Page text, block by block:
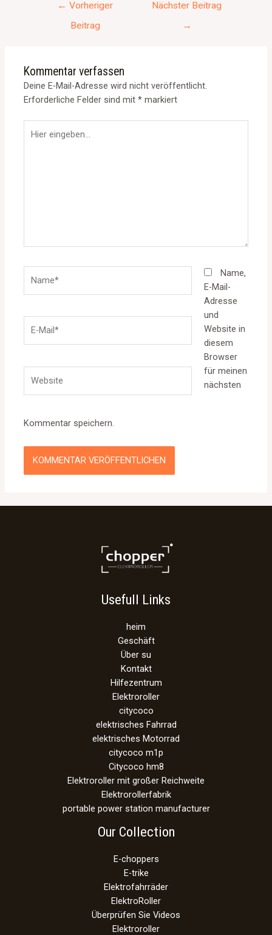
← Vorheriger
Beitrag
Nächster Beitrag
→
Kommentar verfassen
Deine E-Mail-Adresse wird nicht veröffentlicht.
Erforderliche Felder sind mit* markiert
eingeben…
Mail*
Name,
E-Mail-
Adresse
und
Website in
diesem
Browser
für meinen
nächsten
Kommentar speichern.
Usefull Links
heim
Geschäft
Über su
Kontakt
Hilfezentrum
Elektroroller
citycoco
elektrisches Fahrrad
elektrisches Motorrad
citycoco m1p
Citycoco hm8
Elektroroller mit großer Reichweite
Elektrorollerfabrik
portable power station manufacturer
Our Collection
E-choppers
E-trike
Elektrofahrräder
ElektroRoller
Überprüfen Sie Videos
Elektroroller